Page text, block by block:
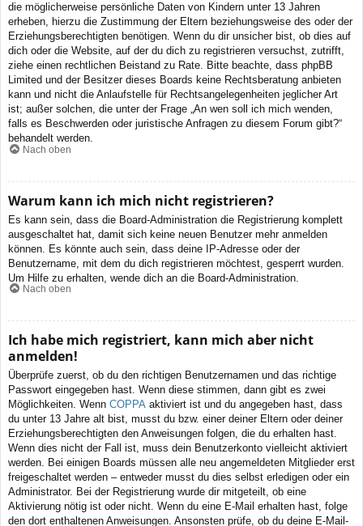
die möglicherweise persönliche Daten von Kindern unter 13 Jahren
erheben, hierzu die Zustimmung der Eltern beziehungsweise des oder der
Erziehungsberechtigten benötigen. Wenn du dir unsicher bist, ob dies auf
dich oder die Website, auf der du dich zu registrieren versuchst, zutrifft,
ziehe einen rechtlichen Beistand zu Rate. Bitte beachte, dass phpBB
Limited und der Besitzer dieses Boards keine Rechtsberatung anbieten
kann und nicht die Anlaufstelle für Rechtsangelegenheiten jeglicher Art
ist; außer solchen, die unter der Frage „An wen soll ich mich wenden,
falls es Beschwerden oder juristische Anfragen zu diesem Forum gibt?“
behandelt werden.
Nach oben
Warum kann ich mich nicht registrieren?
Es kann sein, dass die Board-Administration die Registrierung komplett
ausgeschaltet hat, damit sich keine neuen Benutzer mehr anmelden
können. Es könnte auch sein, dass deine IP-Adresse oder der
Benutzername, mit dem du dich registrieren möchtest, gesperrt wurden.
Um Hilfe zu erhalten, wende dich an die Board-Administration.
Nach oben
Ich habe mich registriert, kann mich aber nicht
anmelden!
Überprüfe zuerst, ob du den richtigen Benutzernamen und das richtige
Passwort eingegeben hast. Wenn diese stimmen, dann gibt es zwei
Möglichkeiten. Wenn COPPA aktiviert ist und du angegeben hast, dass
du unter 13 Jahre alt bist, musst du bzw. einer deiner Eltern oder deiner
Erziehungsberechtigten den Anweisungen folgen, die du erhalten hast.
Wenn dies nicht der Fall ist, muss dein Benutzerkonto vielleicht aktiviert
werden. Bei einigen Boards müssen alle neu angemeldeten Mitglieder erst
freigeschaltet werden – entweder musst du dies selbst erledigen oder ein
Administrator. Bei der Registrierung wurde dir mitgeteilt, ob eine
Aktivierung nötig ist oder nicht. Wenn du eine E-Mail erhalten hast, folge
den dort enthaltenen Anweisungen. Ansonsten prüfe, ob du deine E-Mail-